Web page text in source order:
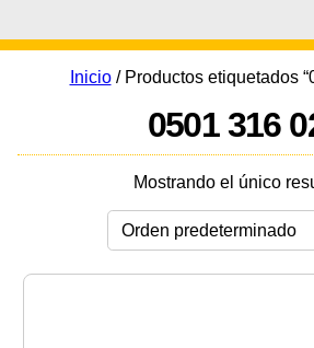
Inicio/ Productos etiquetados
0501 316
Mostrando el único